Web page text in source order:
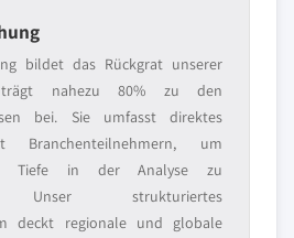
bildet das Rückgrat unserer
nahezu 80% zu den
bei. Sie umfasst direktes
Branchenteilnehmern, um
Tiefe in der Analyse zu
Unser strukturiertes
deckt regionale und globale